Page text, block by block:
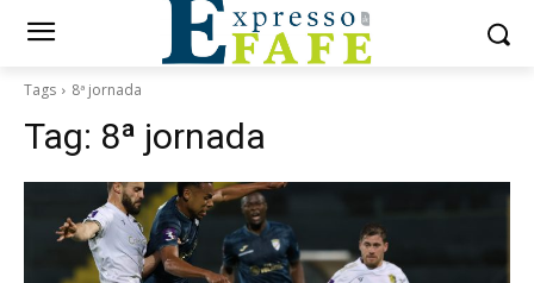
Tags 8ª jornada
Tag: 8ª jornada